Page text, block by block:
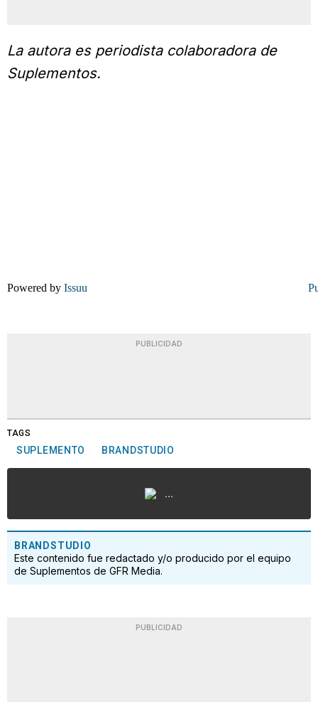
La autora es periodista colaboradora de
Suplementos.
Powered by Issuu
PUBLICIDAD
TAGS
SUPLEMENTO BRANDSTUDIO
...
BRANDSTUDIO
Este contenido fue redactado y/o producido por el equipo
de Suplementos de GFR Media.
PUBLICIDAD